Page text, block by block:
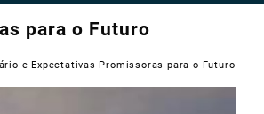
para o Futuro
e Expectativas Promissoras para o Futuro